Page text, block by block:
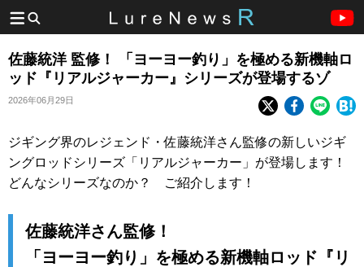
佐藤統洋 監修！ 「ヨーヨー釣り」を極める新機軸ロ
ッド『リアルジャーカー』シリーズが登場するゾ
2026年06月29日
ジギング界のレジェンド・佐藤統洋さん監修の新しいジギ
ングロッドシリーズ「リアルジャーカー」が登場します！
どんなシリーズなのか？ ご紹介します！
佐藤統洋さん監修！
「ヨーヨー釣り」を極める新機軸ロッド『リ